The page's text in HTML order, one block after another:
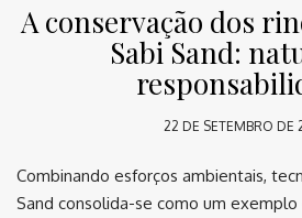
A conservação dos
Sabi Sand:
22 DE SETEMBRO DE
Combinando esforços ambientais,
Sand consolida-se como um